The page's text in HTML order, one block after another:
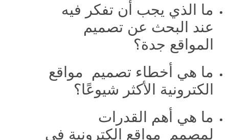
ما الذي يجب أن تفكر فيه
عند البحث عن تصميم
المواقع جدة؟
ما هي أخطاء تصميم مواقع
الكترونية الأكثر شيوعًا؟
ما هي أهم القدرات
لمصمم مواقع الكترونية في